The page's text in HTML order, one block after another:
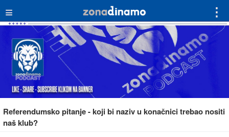
≡ ⋮
Referendumsko pitanje - koji bi naziv u konačnici trebao nositi
naš klub?